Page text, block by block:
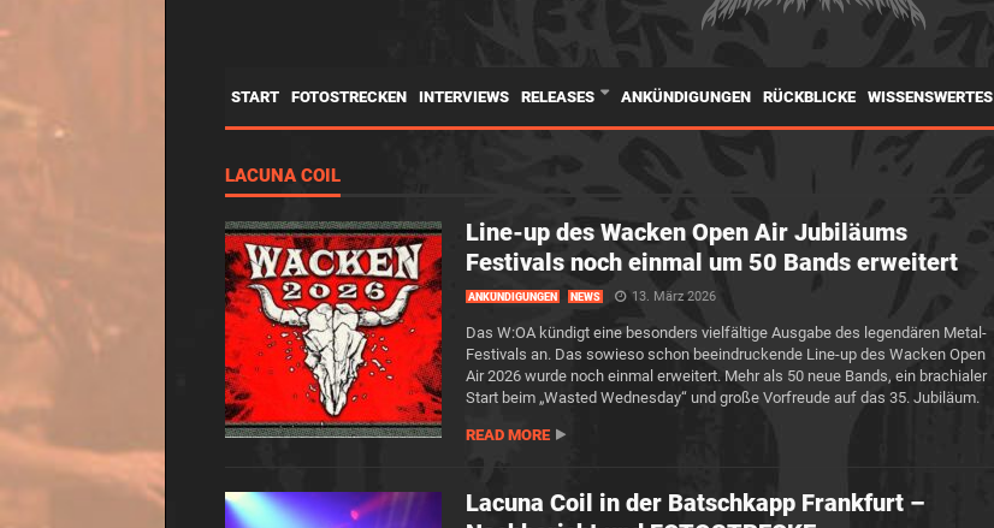
START FOTOSTRECKEN INTERVIEWS RELEASES ANKÜNDIGUNGEN RÜCKBLICKE WISSENSWERTES
LACUNA COIL
Line-up des Wacken Open Air Jubiläums
Festivals noch einmal um 50 Bands erweitert
ANKÜNDIGUNGEN NEWS 13. März 2026
Das W:OA kündigt eine besonders vielfältige Ausgabe des legendären Metal-
Festivals an. Das sowieso schon beeindruckende Line-up des Wacken Open
Air 2026 wurde noch einmal erweitert. Mehr als 50 neue Bands, ein brachialer
Start beim „Wasted Wednesday“ und große Vorfreude auf das 35. Jubiläum.
READ MORE
Lacuna Coil in der Batschkapp Frankfurt –